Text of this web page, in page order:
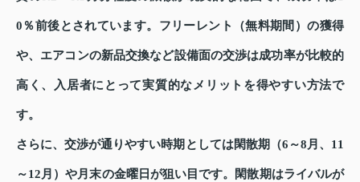
0％前後とされています。フリーレント（無料期間）の獲得
や、エアコンの新品交換など設備面の交渉は成功率が比較的
高く、入居者にとって実質的なメリットを得やすい方法で
す。
さらに、交渉が通りやすい時期としては閑散期（6～8月、11
～12月）や月末の金曜日が狙い目です。閑散期はライバルが